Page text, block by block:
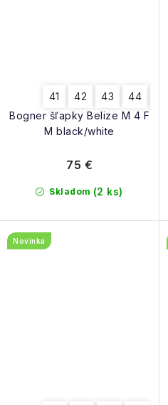
Bogner šľapky Belize M 4 F
M black/white
41 42 43 44
Skladom (2 ks)
75 €
Novinka